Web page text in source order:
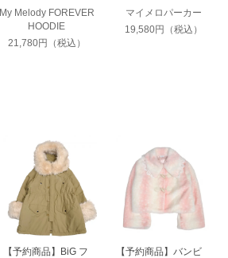
My Melody FOREVER
HOODIE
21,780円（税込）
マイメロパーカー
19,580円（税込）
【予約商品】BiG フ
【予約商品】バンビ